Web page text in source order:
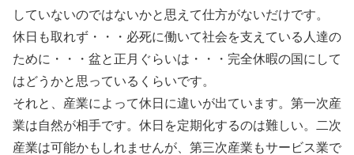
していないのではないかと思えて仕方がないだけです。
休日も取れず・・・必死に働いて社会を支えている人達の
ために・・・盆と正月ぐらいは・・・完全休暇の国にして
はどうかと思っているくらいです。
それと、産業によって休日に違いが出ています。第一次産
業は自然が相手です。休日を定期化するのは難しい。二次
産業は可能かもしれませんが、第三次産業もサービス業で